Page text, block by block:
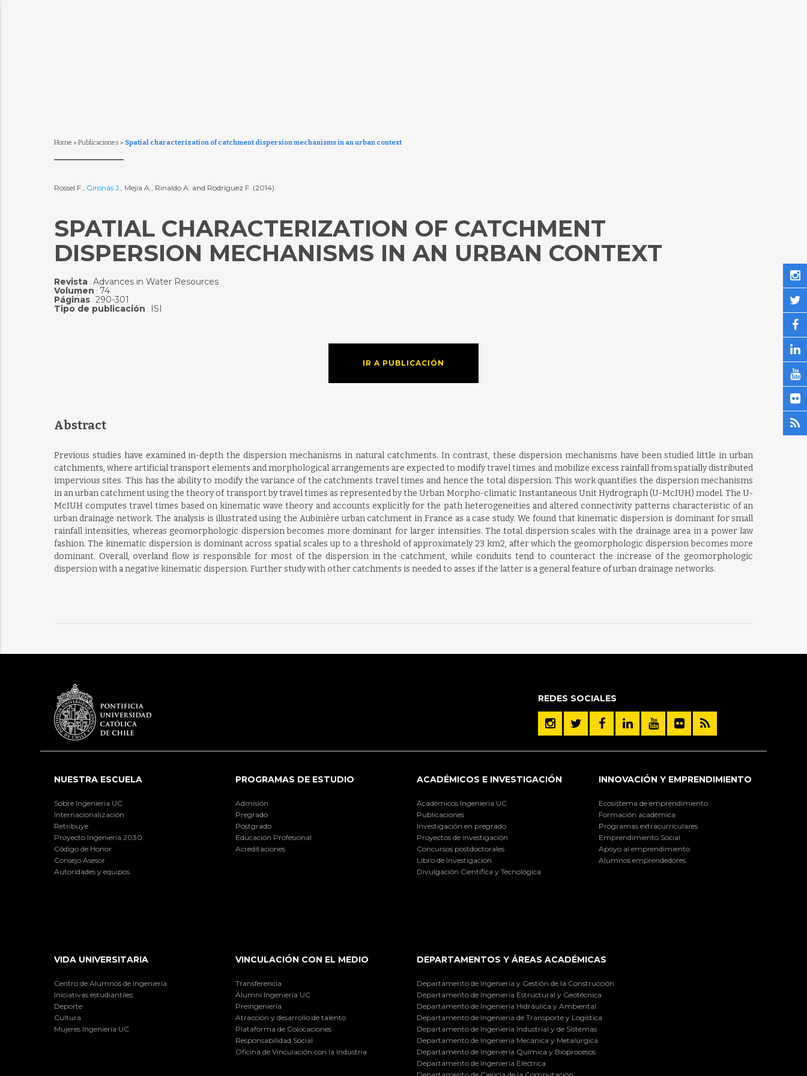
Home » Publicaciones » Spatial characterization of catchment dispersion mechanisms in an urban context
Rossel F., Gironás J., Mejía A., Rinaldo A. and Rodríguez F. (2014)
SPATIAL CHARACTERIZATION OF CATCHMENT
DISPERSION MECHANISMS IN AN URBAN CONTEXT
Revista: Advances in Water Resources
Volumen : 74
Páginas: 290-301
Tipo de publicación : ISI
IR A PUBLICACIÓN
Abstract
Previous studies have examined in-depth the dispersion mechanisms in natural catchments. In contrast, these dispersion mechanisms have been studied little in urban
catchments, where artificial transport elements and morphological arrangements are expected to modify travel times and mobilize excess rainfall from spatially distributed
impervious sites. This has the ability to modify the variance of the catchments travel times and hence the total dispersion. This work quantifies the dispersion mechanisms
in an urban catchment using the theory of transport by travel times as represented by the Urban Morpho-climatic Instantaneous Unit Hydrograph (U-McIUH) model. The U-
McIUH computes travel times based on kinematic wave theory and accounts explicitly for the path heterogeneities and altered connectivity patterns characteristic of an
urban drainage network. The analysis is illustrated using the Aubinière urban catchment in France as a case study. We found that kinematic dispersion is dominant for small
rainfall intensities, whereas geomorphologic dispersion becomes more dominant for larger intensities. The total dispersion scales with the drainage area in a power law
fashion. The kinematic dispersion is dominant across spatial scales up to a threshold of approximately 23 km2, after which the geomorphologic dispersion becomes more
dominant. Overall, overland flow is responsible for most of the dispersion in the catchment, while conduits tend to counteract the increase of the geomorphologic
dispersion with a negative kinematic dispersion. Further study with other catchments is needed to asses if the latter is a general feature of urban drainage networks.
REDES SOCIALES
NUESTRA ESCUELA
Sobre Ingeniería UC
Internacionalización
Retribuye
Proyecto Ingeniería 2030
Código de Honor
Consejo Asesor
Autoridades y equipos
PROGRAMAS DE ESTUDIO
Admisión
Pregrado
Postgrado
Educación Profesional
Acreditaciones
ACADÉMICOS E INVESTIGACIÓN
Académicos Ingeniería UC
Publicaciones
Investigación en pregrado
Proyectos de investigación
Concursos postdoctorales
Libro de Investigación
Divulgación Científica y Tecnológica
INNOVACIÓN Y EMPRENDIMIENTO
Ecosistema de emprendimiento
Formación académica
Programas extracurriculares
Emprendimiento Social
Apoyo al emprendimiento
Alumnos emprendedores
VIDA UNIVERSITARIA
Centro de Alumnos de Ingeniería
Iniciativas estudiantiles
Deporte
Cultura
Mujeres Ingeniería UC
VINCULACIÓN CON EL MEDIO
Transferencia
Alumni Ingeniería UC
Preingeniería
Atracción y desarrollo de talento
Plataforma de Colocaciones
Responsabilidad Social
Oficina de Vinculación con la Industria
DEPARTAMENTOS Y ÁREAS ACADÉMICAS
Departamento de Ingeniería y Gestión de la Construcción
Departamento de Ingeniería Estructural y Geotécnica
Departamento de Ingeniería Hidráulica y Ambiental
Departamento de Ingeniería de Transporte y Logística
Departamento de Ingeniería Industrial y de Sistemas
Departamento de Ingeniería Mecánica y Metalúrgica
Departamento de Ingeniería Química y Bioprocesos
Departamento de Ingeniería Eléctrica